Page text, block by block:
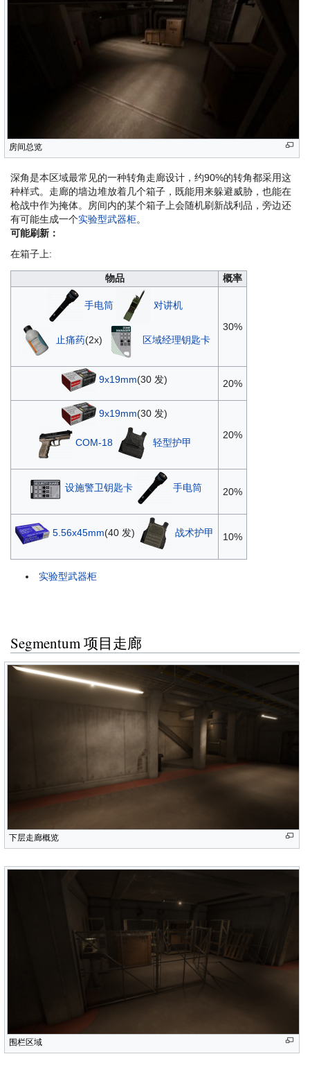
房间总览
深角是本区域最常见的一种转角走廊设计，约90%的转角都采用这
种样式。走廊的墙边堆放着几个箱子，既能用来躲避威胁，也能在
枪战中作为掩体。房间内的某个箱子上会随机刷新战利品，旁边还
有可能生成一个实验型武器柜。
可能刷新：
在箱子上:
物品 概率
手电筒 对讲机
止痛药(2x) 区域经理钥匙卡
30%
9x19mm(30 发) 20%
9x19mm(30 发)
COM-18 轻型护甲
20%
设施警卫钥匙卡 手电筒 20%
5.56x45mm(40 发) 战术护甲 10%
实验型武器柜
Segmentum 项目走廊
下层走廊概览
围栏区域